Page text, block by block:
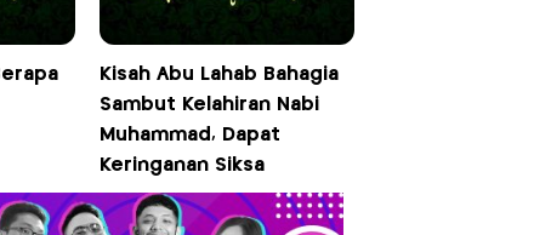
Kisah Abu Lahab Bahagia
Sambut Kelahiran Nabi
Muhammad, Dapat
Keringanan Siksa